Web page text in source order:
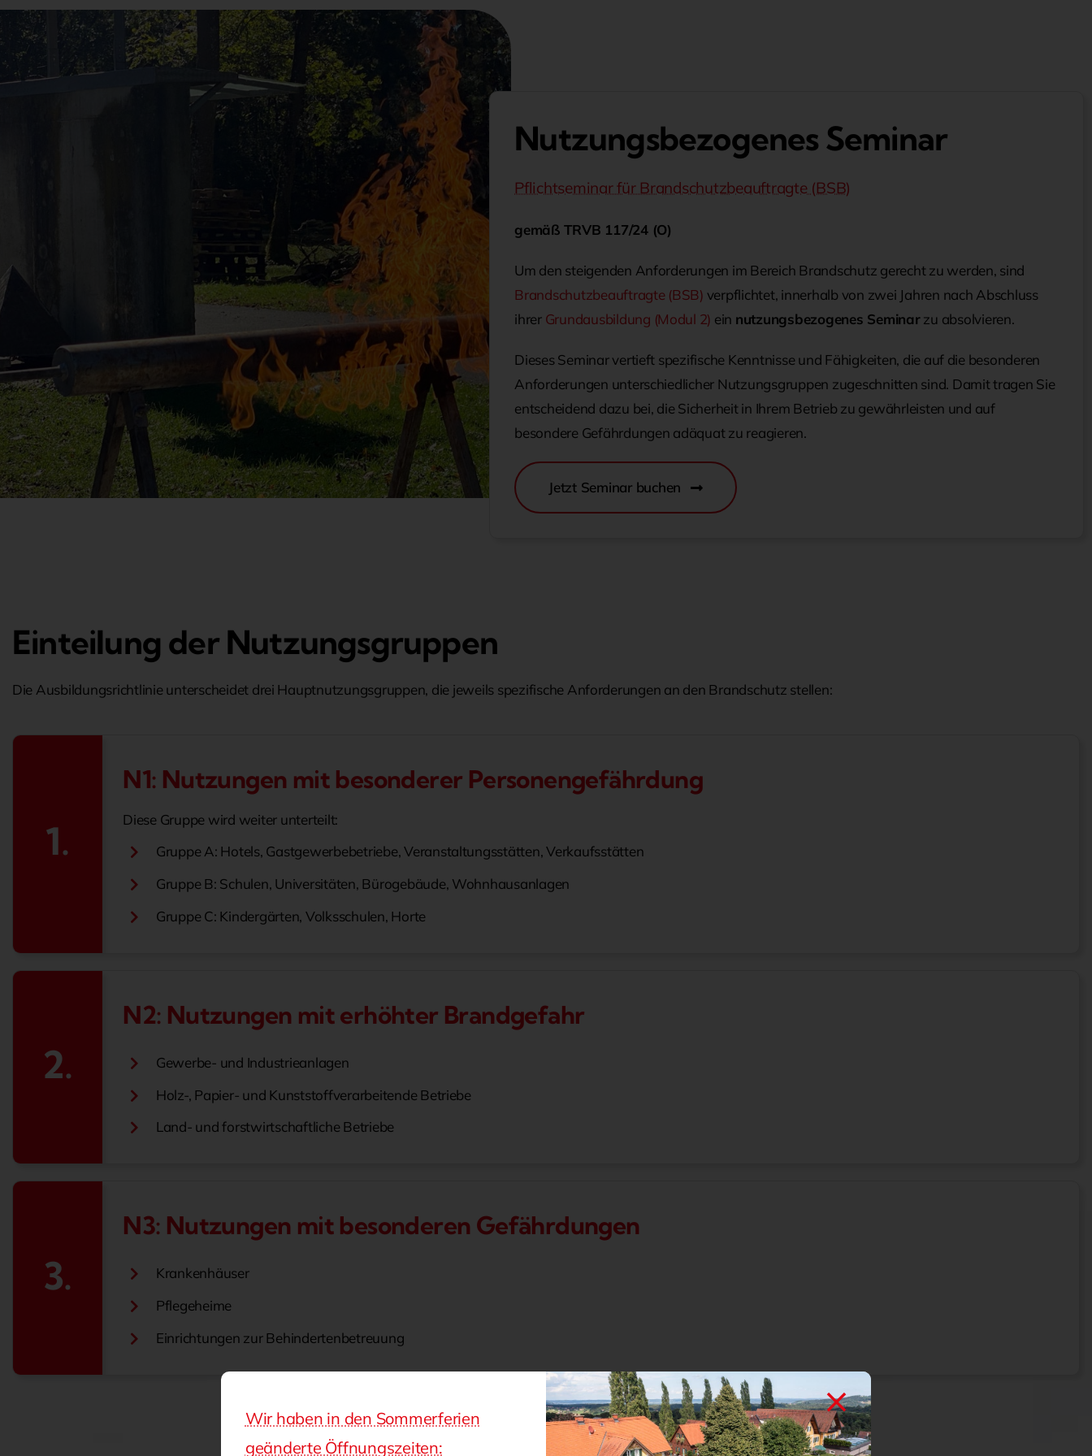
Nutzungsbezogenes Seminar
Pflichtseminar für Brandschutzbeauftragte (BSB)
gemäß TRVB 117/24 (O)
Um den steigenden Anforderungen im Bereich Brandschutz gerecht zu werden, sind
Brandschutzbeauftragte (BSB) verpflichtet, innerhalb von zwei Jahren nach Abschluss
ihrer Grundausbildung (Modul 2) ein nutzungsbezogenes Seminarzu absolvieren.
Dieses Seminar vertieft spezifische Kenntnisse und Fähigkeiten, die auf die besonderen
Anforderungen unterschiedlicher Nutzungsgruppen zugeschnitten sind. Damit tragen Sie
entscheidend dazu bei, die Sicherheit in Ihrem Betrieb zu gewährleisten und auf
besondere Gefährdungen adäquat zu reagieren.
Jetzt Seminar buchen
Einteilung der Nutzungsgruppen
Die Ausbildungsrichtlinie unterscheidet drei Hauptnutzungsgruppen, die jeweils spezifische Anforderungen an den Brandschutz stellen:
1.
N1: Nutzungen mit besonderer Personengefährdung
Diese Gruppe wird weiter unterteilt:
Gruppe A: Hotels, Gastgewerbebetriebe, Veranstaltungsstätten, Verkaufsstätten
Gruppe B: Schulen, Universitäten, Bürogebäude, Wohnhausanlagen
Gruppe C: Kindergärten, Volksschulen, Horte
2.
N2: Nutzungen mit erhöhter Brandgefahr
Gewerbe- und Industrieanlagen
Holz-, Papier- und Kunststoffverarbeitende Betriebe
Land- und forstwirtschaftliche Betriebe
3.
N3: Nutzungen mit besonderen Gefährdungen
Krankenhäuser
Pflegeheime
Einrichtungen zur Behindertenbetreuung
Wir haben in den Sommerferien
geänderte Öffnungszeiten: